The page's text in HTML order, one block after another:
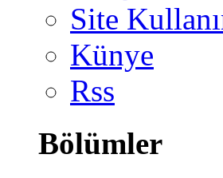
Site
Künye
Rss
Bölümler